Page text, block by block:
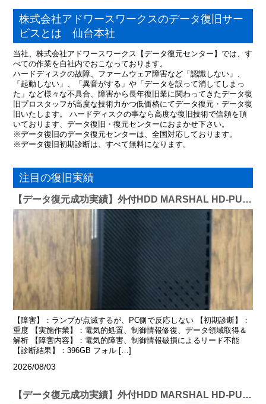
株式会社アドワースワークスのデータ復旧サー
ビスとは 仙台本社
当社、株式会社アドワースワークス【データ復元センター】では、す
べての作業を自社内でおこなっております。
ハードディスクの故障、ファームウェア障害など「認識しない」、
「起動しない」、「異音がする」や「データを誤って消してしまっ
た」など様々な不具合、障害から長年復旧業に関わってきたデータ復
旧プロスタッフが高度な技術力かつ低価格にてデータ復元・データ復
旧いたします。 ハードディスクの事なら高度な復旧技術で信頼を頂
いております、データ復旧・復元センターにおまかせ下さい。
※データ復旧のデータ復元センターは、全国対応しております。
※データ復旧初期診断は、すべて無料になります。
注目の復旧実績
【データ復元成功実績】外付HDD MARSHAL HD-PUU3 4TB
【障害】：ランプが点滅するが、PC側で反応しない 【初期診断】：
重度 【実施作業】：電気的処置、制御情報修復、データ領域取得＆
解析 【障害内容】：電気的障害、制御情報破損によるリード不能
【診断結果】：396GB フォル […]
2026/08/03
【データ復元成功実績】外付HDD MARSHAL HD-PUU3 4TB